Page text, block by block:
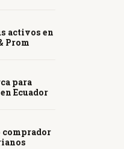
activos en
Prom
para
Ecuador
comprador